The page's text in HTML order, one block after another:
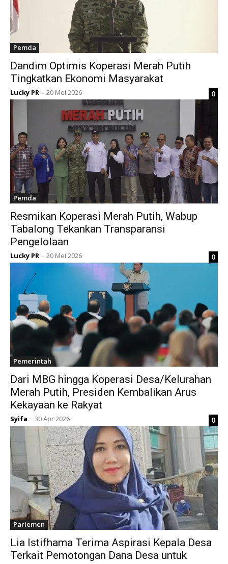
Pemda
Dandim Optimis Koperasi Merah Putih
Tingkatkan Ekonomi Masyarakat
Lucky PR - 20 Mei 2026 0
Pemda
Resmikan Koperasi Merah Putih, Wabup
Tabalong Tekankan Transparansi
Pengelolaan
Lucky PR - 20 Mei 2026 0
Pemerintah
Dari MBG hingga Koperasi Desa/Kelurahan
Merah Putih, Presiden Kembalikan Arus
Kekayaan ke Rakyat
Syifa - 30 Apr 2026 0
Parlemen
Lia Istifhama Terima Aspirasi Kepala Desa
Terkait Pemotongan Dana Desa untuk